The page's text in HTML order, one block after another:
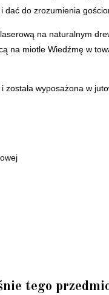
dać do zrozumienia
na naturalnym
na miotle Wiedźmę w
wyposażona w
tego